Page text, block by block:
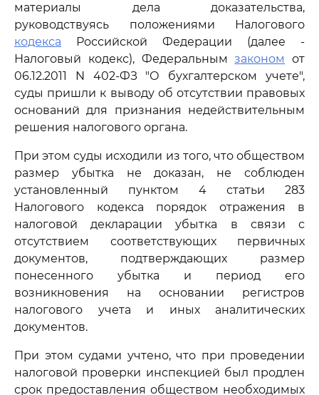
материалы дела доказательства,
руководствуясь положениями Налогового
кодекса Российской Федерации (далее -
Налоговый кодекс), Федеральнымзаконом
от
06.12.2011 N 402-ФЗ "О бухгалтерском учете",
суды пришли к выводу об отсутствии правовых
оснований для признания недействительным
решения налогового органа.
При этом суды исходили из того, что обществом
размер убытка не доказан, не соблюден
установленный пунктом 4 статьи 283
Налогового кодекса порядок отражения в
налоговой декларации убытка в связи с
отсутствием соответствующих первичных
документов, подтверждающих размер
понесенного убытка и период его
возникновения на основании регистров
налогового учета и иных аналитических
документов.
При этом судами учтено, что при проведении
налоговой проверки инспекцией был продлен
срок предоставления обществом необходимых